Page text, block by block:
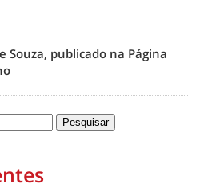
Souza, publicado na Página